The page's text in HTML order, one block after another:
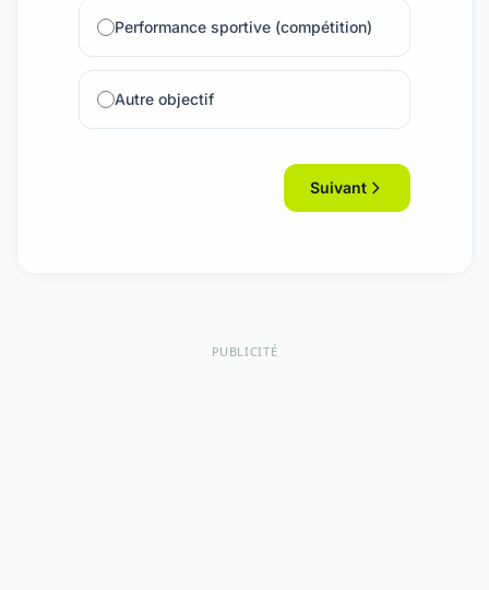
Performance sportive (compétition)
Autre objectif
Suivant
PUBLICITÉ